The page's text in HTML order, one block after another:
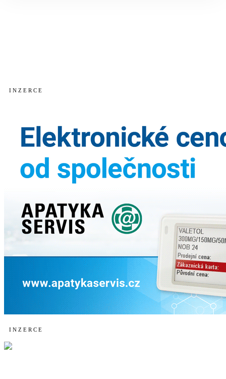
I N Z E R C E
I N Z E R C E